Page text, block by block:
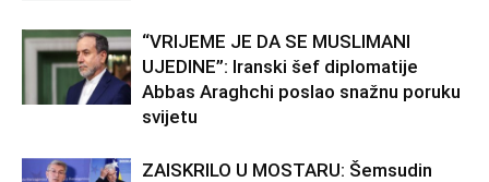
“VRIJEME JE DA SE MUSLIMANI
UJEDINE”: Iranski šef diplomatije
Abbas Araghchi poslao snažnu poruku
svijetu
ZAISKRILO U MOSTARU: Šemsudin